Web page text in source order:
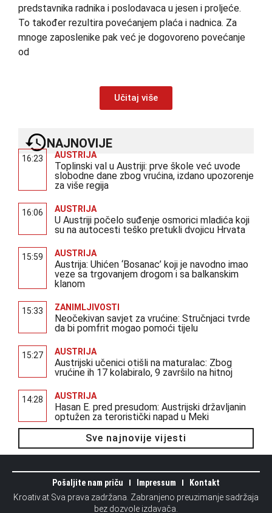
predstavnika radnika i poslodavaca u jesen i proljeće.
To također rezultira povećanjem plaća i nadnica. Za
mnoge zaposlenike pak već je dogovoreno povećanje
od
Učitaj više
NAJNOVIJE
16:23 AUSTRIJA
Toplinski val u Austriji: prve škole već uvode
slobodne dane zbog vrućina, izdano upozorenje
za više regija
16:06 AUSTRIJA
U Austriji počelo suđenje osmorici mladića koji
su na autocesti teško pretukli dvojicu Hrvata
15:59 AUSTRIJA
Austrija: Uhićen ‘Bosanac’ koji je navodno imao
veze sa trgovanjem drogom i sa balkanskim
klanom
15:33 ZANIMLJIVOSTI
Neočekivan savjet za vrućine: Stručnjaci tvrde
da bi pomfrit mogao pomoći tijelu
15:27 AUSTRIJA
Austrijski učenici otišli na maturalac: Zbog
vrućine ih 17 kolabiralo, 9 završilo na hitnoj
14:28 AUSTRIJA
Hasan E. pred presudom: Austrijski državljanin
optužen za teroristički napad u Meki
Sve najnovije vijesti
Pošaljite nam priču Impressum
Kontakt
Kroativ.at Sva prava zadržana. Zabranjeno preuzimanje sadržaja
bez dozvole izdavača.